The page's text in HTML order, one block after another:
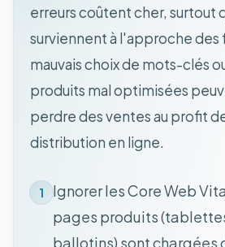
erreurs coûtent cher, surtout
surviennent à l'approche des
mauvais choix de mots-clés
produits mal optimisées
perdre des ventes au profit
distribution en ligne.
1
Ignorer les Core Web
pages produits
ballotins) sont chargées